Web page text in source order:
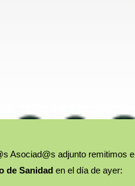
Asociad@s adjunto remitimos
de Sanidad en el día de ayer: